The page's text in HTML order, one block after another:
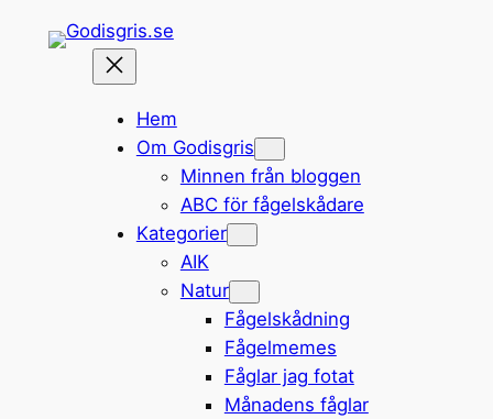
Hem
Om Godisgris
Minnen från bloggen
ABC för fågelskådare
Kategorier
AIK
Natur
Fågelskådning
Fågelmemes
Fåglar jag fotat
Månadens fåglar